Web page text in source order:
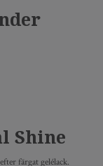
Shine
färgat gelélack.